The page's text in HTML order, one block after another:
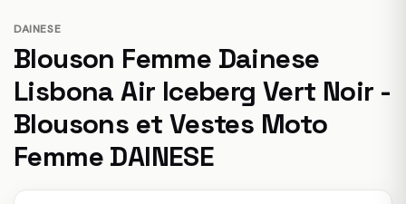
DAINESE
Blouson Femme Dainese
Lisbona Air Iceberg Vert Noir -
Blousons et Vestes Moto
Femme DAINESE